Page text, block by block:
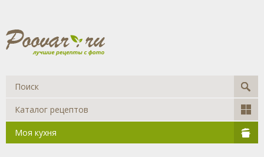
Каталог рецептов
Моя кухня